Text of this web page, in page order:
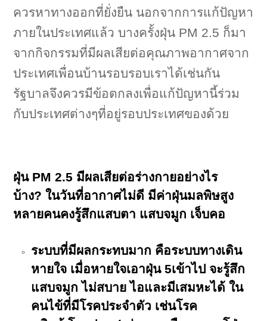
ควรหาทางออกที่ยั่งยืน นอกจากการแก้ปัญหา
ภายในประเทศแล้ว บางครั้งฝุ่น PM 2.5 ก็มา
จากกิจกรรมที่มีผลเสียต่อคุณภาพอากาศจาก
ประเทศเพื่อนบ้านรอบรอบเราได้เช่นกัน
รัฐบาลจึงควรมีข้อตกลงเพื่อแก้ปัญหานี้ร่วม
กับประเทศต่างๆที่อยู่รอบประเทศของด้วย
ฝุ่น PM 2.5 มีผลเสียต่อร่างกายอย่างไร
บ้าง?ในวันที่อากาศไม่ดี มีค่าฝุ่นมลพิษสูง
หลายคนคงรู้สึกแสบตา แสบจมูก เจ็บคอ
ระบบที่มีผลกระทบมาก คือระบบทางเดิน
หายใจ เมื่อหายใจเอาฝุ่น 5เข้าไป จะรู้สึก
แสบจมูก ไม่สบาย ไอและมีเสมหะได้ ใน
คนไข้ที่มีโรคประจำตัว เช่นโรค